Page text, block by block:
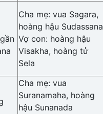
Cha mẹ: vua Sagara,
hoàng hậu Sudassana
Vợ con: hoàng hậu
Visakha, hoàng tử
Sela
Cha mẹ: vua
Suranamaha, hoàng
hậu Sunanada